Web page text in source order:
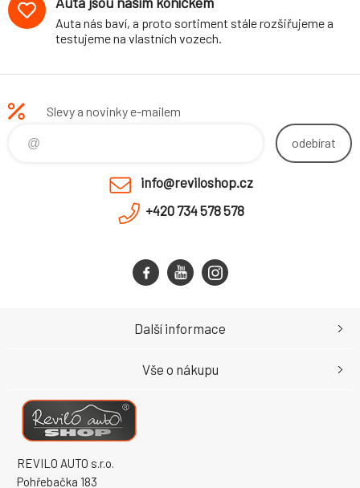
Auta nás baví, a proto sortiment stále rozšiřujeme a
testujeme na vlastních vozech.
Slevy a novinky e-mailem
odebírat
info@reviloshop.cz
+420 734 578 578
REVILO AUTO s.r.o.
Pohřebačka 183
Další informace
Vše o nákupu